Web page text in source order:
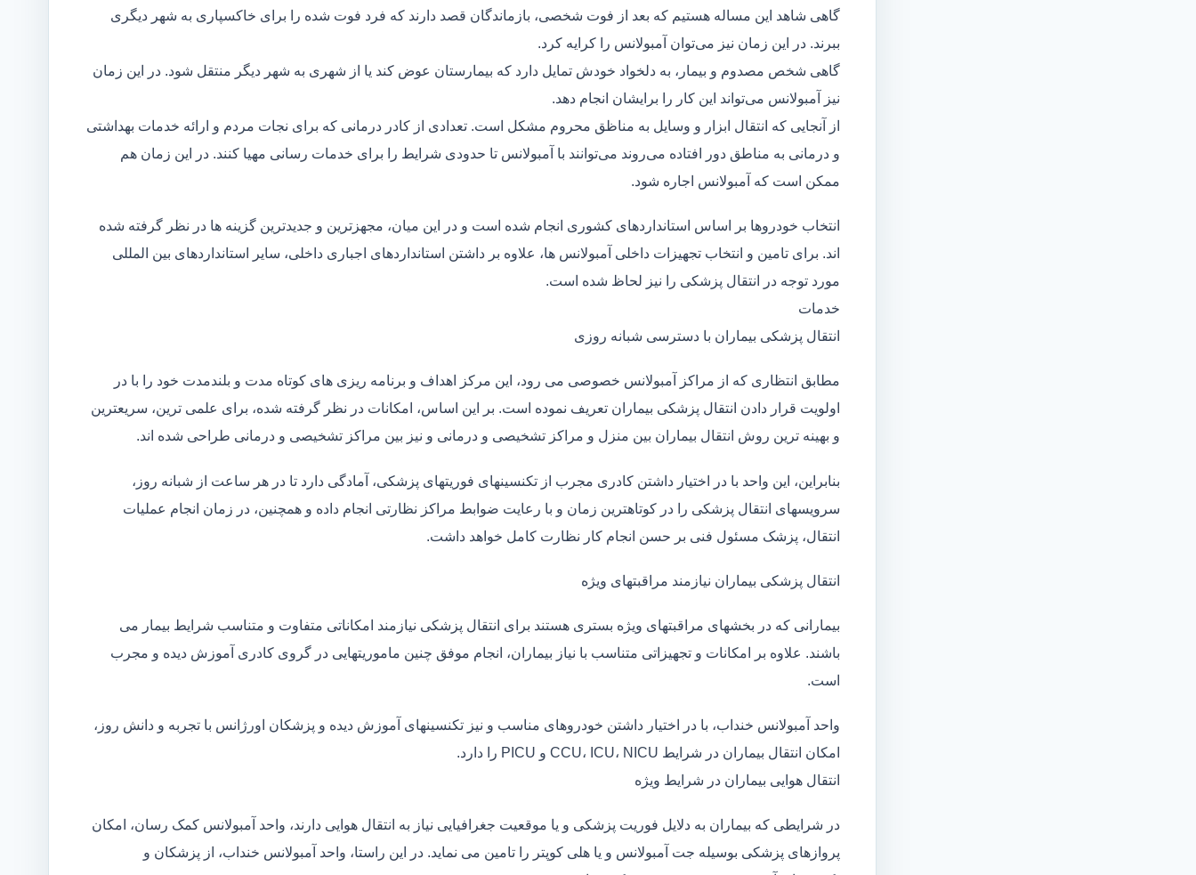
گاهی شاهد این مساله هستیم که بعد از فوت شخصی، بازماندگان قصد دارند که فرد فوت شده را برای خاکسپاری به شهر دیگری
ببرند. در این زمان نیز می‌توان آمبولانس را کرایه کرد.
گاهی شخص مصدوم و بیمار، به دلخواد خودش تمایل دارد که بیمارستان عوض کند یا از شهری به شهر دیگر منتقل شود. در این زمان
نیز آمبولانس می‌تواند این کار را برایشان انجام دهد.
از آنجایی که انتقال ابزار و وسایل به مناظق محروم مشکل است. تعدادی از کادر درمانی که برای نجات مردم و ارائه خدمات بهداشتی
و درمانی به مناطق دور افتاده می‌روند می‌توانند با آمبولانس تا حدودی شرایط را برای خدمات رسانی مهیا کنند. در این زمان هم
ممکن است که آمبولانس اجاره شود.
انتخاب خودروها بر اساس استانداردهای کشوری انجام شده است و در این میان، مجهزترین و جدیدترین گزینه ها در نظر گرفته شده
اند. برای تامین و انتخاب تجهیزات داخلی آمبولانس ها، علاوه بر داشتن استانداردهای اجباری داخلی، سایر استانداردهای بین المللی
مورد توجه در انتقال پزشکی را نیز لحاظ شده است.
خدمات
انتقال پزشکی بیماران با دسترسی شبانه روزی
مطابق انتظاری که از مراکز آمبولانس خصوصی می رود، این مرکز اهداف و برنامه ریزی های کوتاه مدت و بلندمدت خود را با در
اولویت قرار دادن انتقال پزشکی بیماران تعریف نموده است. بر این اساس، امکانات در نظر گرفته شده، برای علمی ترین، سریعترین
و بهینه ترین روش انتقال بیماران بین منزل و مراکز تشخیصی و درمانی و نیز بین مراکز تشخیصی و درمانی طراحی شده اند.
بنابراین، این واحد با در اختیار داشتن کادری مجرب از تکنسینهای فوریتهای پزشکی، آمادگی دارد تا در هر ساعت از شبانه روز،
سرویسهای انتقال پزشکی را در کوتاهترین زمان و با رعایت ضوابط مراکز نظارتی انجام داده و همچنین، در زمان انجام عملیات
انتقال، پزشک مسئول فنی بر حسن انجام کار نظارت کامل خواهد داشت.
انتقال پزشکی بیماران نیازمند مراقبتهای ویژه
بیمارانی که در بخشهای مراقبتهای ویژه بستری هستند برای انتقال پزشکی نیازمند امکاناتی متفاوت و متناسب شرایط بیمار می
باشند. علاوه بر امکانات و تجهیزاتی متناسب با نیاز بیماران، انجام موفق چنین ماموریتهایی در گروی کادری آموزش دیده و مجرب
است.
واحد آمبولانس خنداب، با در اختیار داشتن خودروهای مناسب و نیز تکنسینهای آموزش دیده و پزشکان اورژانس با تجربه و دانش روز،
امکان انتقال بیماران در شرایط CCU، ICU، NICU و PICU را دارد.
انتقال هوایی بیماران در شرایط ویژه
در شرایطی که بیماران به دلایل فوریت پزشکی و یا موقعیت جغرافیایی نیاز به انتقال هوایی دارند، واحد آمبولانس کمک رسان، امکان
پروازهای پزشکی بوسیله جت آمبولانس و یا هلی کوپتر را تامین می نماید. در این راستا، واحد آمبولانس خنداب، از پزشکان و